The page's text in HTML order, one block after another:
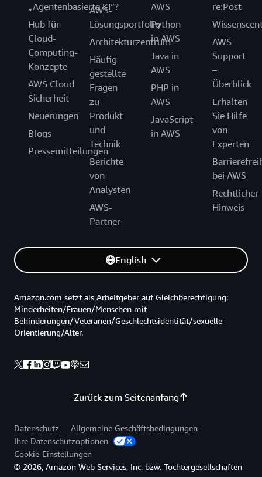
„Agentenbasierte KI“?
Hub für
Cloud-
Computing-
Konzepte
AWS Cloud
Sicherheit
Neuerungen
Blogs
Pressemitteilungen
AWS-
Lösungsportfolio
Architekturzentrum
Häufig
gestellte
Fragen
zu
Produkt
und
Technik
Berichte
von
Analysten
AWS-
Partner
AWS
Python
in AWS
Java in
AWS
PHP in
AWS
JavaScript
in AWS
re:Post
AWS
Support
–
Überblick
Erhalten
Sie Hilfe
von
Experten
bei AWS
Rechtlicher
Hinweis
English
Zurück zum Seitenanfang
Amazon.com setzt als Arbeitgeber auf Gleichberechtigung:
Minderheiten/Frauen/Menschen mit
Behinderungen/Veteranen/Geschlechtsidentität/sexuelle
Orientierung/Alter.
Datenschutz
Allgemeine Geschäftsbedingungen
Ihre Datenschutzoptionen
Cookie-Einstellungen
© 2026, Amazon Web Services, Inc. bzw. Tochtergesellschaften